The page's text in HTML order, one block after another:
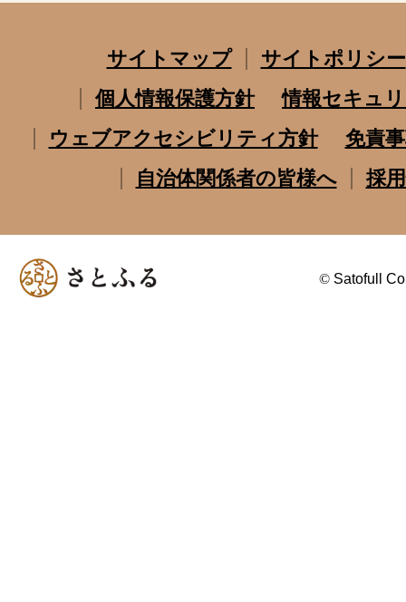
サイトマップ
サイトポリシー
個人情報保護方針
情報セキュ
ウェブアクセシビリティ方針
免責
自治体関係者の皆様へ
採
© Satofull